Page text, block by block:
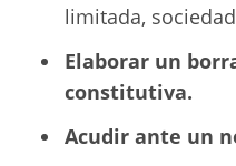
limitada,
Elaborar un
constitutiva.
Acudir ante un